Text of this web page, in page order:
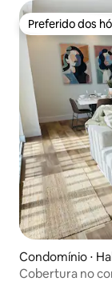
Preferido dos
Preferido dos
Condomínio ⋅
Cobertura no